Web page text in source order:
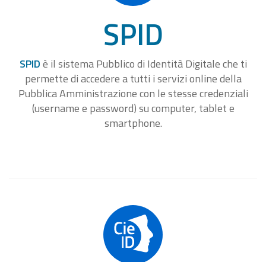
SPID
SPIDè il sistema Pubblico di Identità Digitale che ti
permette di accedere a tutti i servizi online della
Pubblica Amministrazione con le stesse credenziali
(username e password) su computer, tablet e
smartphone.